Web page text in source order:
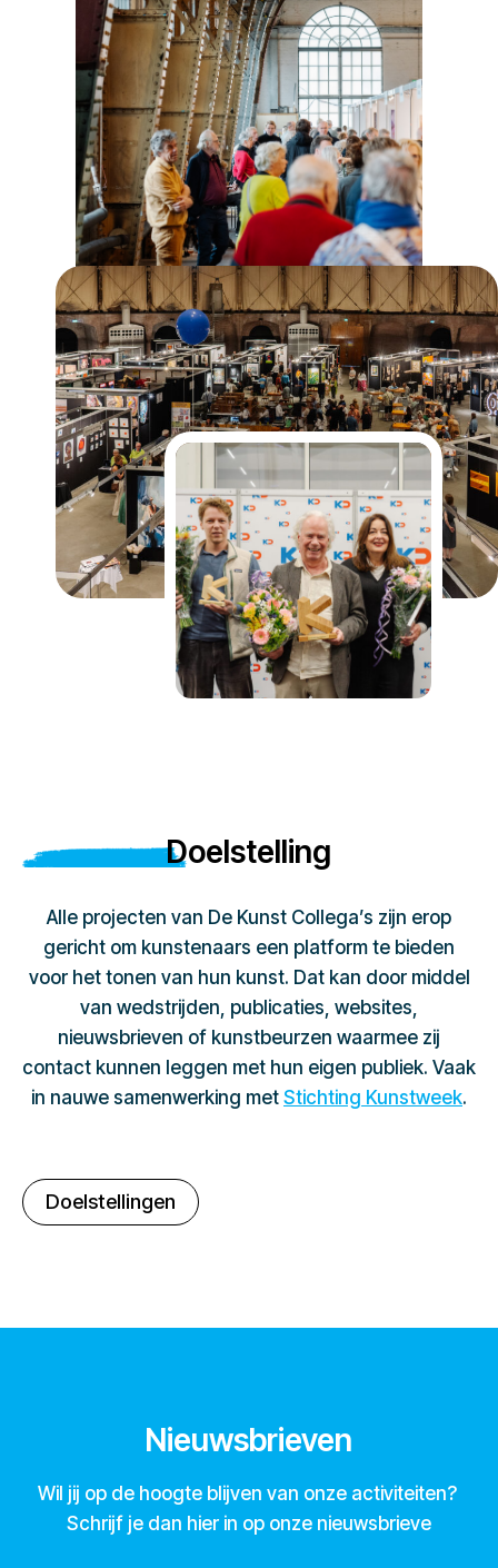
Doelstelling
Alle projecten van De Kunst Collega’s zijn erop
gericht om kunstenaars een platform te bieden
voor het tonen van hun kunst. Dat kan door middel
van wedstrijden, publicaties, websites,
nieuwsbrieven of kunstbeurzen waarmee zij
contact kunnen leggen met hun eigen publiek. Vaak
in nauwe samenwerking met Stichting Kunstweek.
Doelstellingen
Nieuwsbrieven
Wil jij op de hoogte blijven van onze activiteiten?
Schrijf je dan hier in op onze nieuwsbrieve